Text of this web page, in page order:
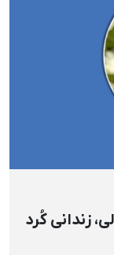
زندانی کُرد